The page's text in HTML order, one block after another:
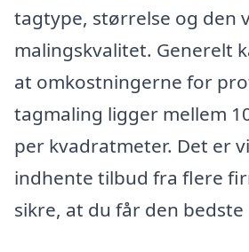
tagtype, størrelse og den
malingskvalitet. Generelt
at omkostningerne for
tagmaling ligger mellem
per kvadratmeter. Det er
indhente tilbud fra flere
sikre, at du får den